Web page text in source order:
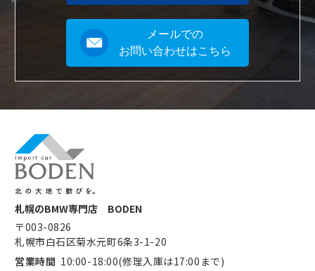
メールでの
お問い合わせはこちら
札幌のBMW専門店 BODEN
〒003-0826
札幌市白石区菊水元町6条3-1-20
営業時間 10:00-18:00(修理入庫は17:00まで)